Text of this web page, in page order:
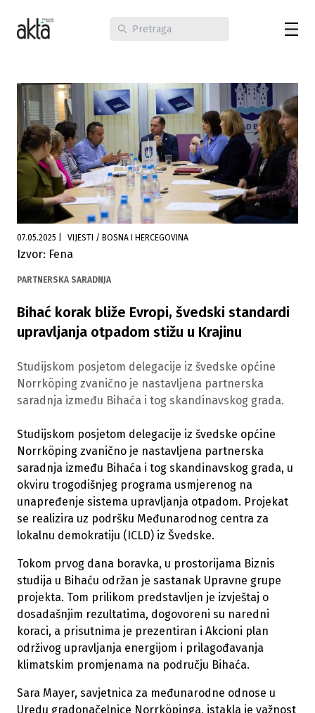
07.05.2025 VIJESTI / BOSNA I HERCEGOVINA
Izvor: Fena
PARTNERSKA SARADNJA
Bihać korak bliže Evropi, švedski standardi
upravljanja otpadom stižu u Krajinu
Studijskom posjetom delegacije iz švedske općine
Norrköping zvanično je nastavljena partnerska
saradnja između Bihaća i tog skandinavskog grada.
Studijskom posjetom delegacije iz švedske općine
Norrköping zvanično je nastavljena partnerska
saradnja između Bihaća i tog skandinavskog grada, u
okviru trogodišnjeg programa usmjerenog na
unapređenje sistema upravljanja otpadom. Projekat
se realizira uz podršku Međunarodnog centra za
lokalnu demokratiju (ICLD) iz Švedske.
Tokom prvog dana boravka, u prostorijama Biznis
studija u Bihaću održan je sastanak Upravne grupe
projekta. Tom prilikom predstavljen je izvještaj o
dosadašnjim rezultatima, dogovoreni su naredni
koraci, a prisutnima je prezentiran i Akcioni plan
održivog upravljanja energijom i prilagođavanja
klimatskim promjenama na području Bihaća.
Sara Mayer, savjetnica za međunarodne odnose u
Uredu gradonačelnice Norrköpinga, istakla je važnost